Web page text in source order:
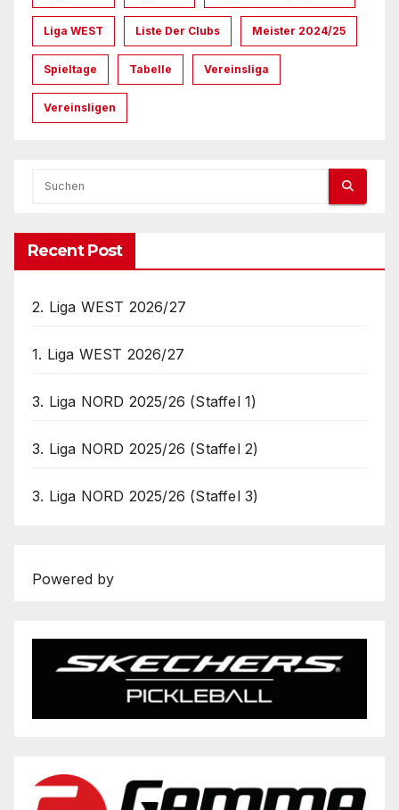
Liga WEST Liste Der Clubs Meister 2024/25
Spieltage Tabelle Vereinsliga
Vereinsligen
Recent Post
2. Liga WEST 2026/27
1. Liga WEST 2026/27
3. Liga NORD 2025/26 (Staffel 1)
3. Liga NORD 2025/26 (Staffel 2)
3. Liga NORD 2025/26 (Staffel 3)
Powered by